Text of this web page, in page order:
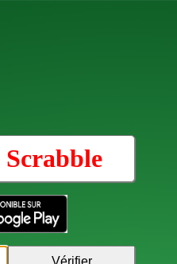
Scrabble